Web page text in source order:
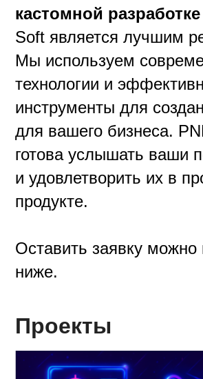
кастомной разработке
Soft является лучшим
Мы используем
технологии и
инструменты для
для вашего бизнеса.
готова услышать ваши
и удовлетворить их в
продукте.
Оставить заявку
ниже.
Проекты